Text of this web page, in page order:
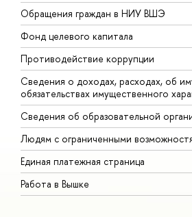
Обращения граждан в НИУ ВШЭ
Фонд целевого капитала
Противодействие коррупции
Сведения о доходах, расходах, об
обязательствах имущественного
Сведения об образовательной
Людям с ограниченными
Единая платежная страница
Работа в Вышке